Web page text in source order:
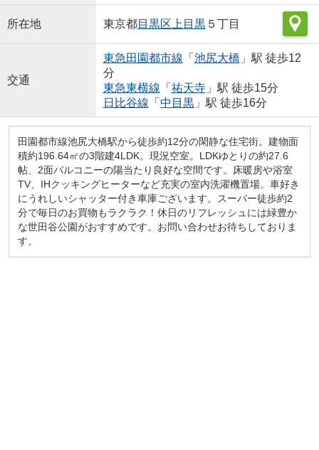
所在地 東京都目黒区 上目黒５丁目
交通
東急田園都市線 「 池尻大橋 」駅 徒歩12
分
東急東横線 「 祐天寺」駅 徒歩15分
日比谷線 「 中目黒」駅 徒歩16分
田園都市線池尻大橋駅から徒歩約12分の閑静な住宅街。建物面
積約196.64㎡の3階建4LDK。現況空室。LDKゆとりの約27.6
帖、2面バルコニーの陽当たり良好な空間です。床暖房や浴室
TV、IHクッキングヒーターなど充実の室内洗濯機置場。車好き
にうれしいシャッター付き車庫ございます。スーパー徒歩約2
分で毎日のお買物もラクラク！休日のリフレッシュには緑豊か
な世田谷公園がおすすめです。お問い合わせお待ちしておりま
す。